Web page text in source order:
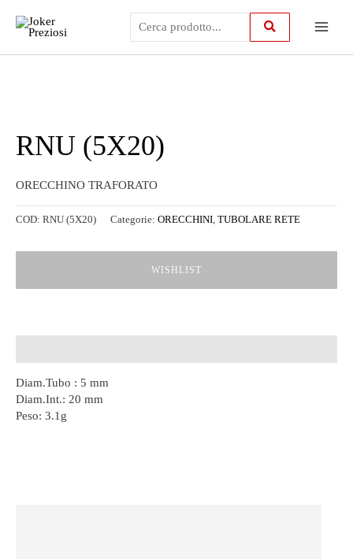
contenuto
RNU (5X20)
ORECCHINO TRAFORATO
COD: RNU (5X20) Categorie: ORECCHINI, TUBOLARE RETE
WISHLIST
Diam.Tubo : 5 mm
Diam.Int.: 20 mm
Peso: 3.1g